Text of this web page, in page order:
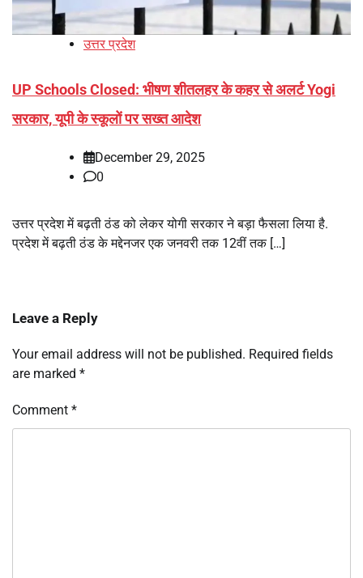
उत्तर प्रदेश
UP Schools Closed: भीषण शीतलहर के कहर से अलर्ट Yogi
सरकार, यूपी के स्कूलों पर सख्त आदेश
December 29, 2025
0
उत्तर प्रदेश में बढ़ती ठंड को लेकर योगी सरकार ने बड़ा फैसला लिया है.
प्रदेश में बढ़ती ठंड के मद्देनजर एक जनवरी तक 12वीं तक […]
Leave a Reply
Your email address will not be published. Required fields
are marked *
Comment *